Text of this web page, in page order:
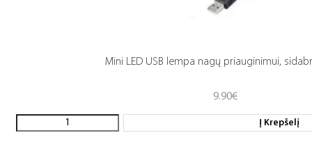
Mini LED USB lempa nagų priauginimui,
9.90€
Į Krepšelį